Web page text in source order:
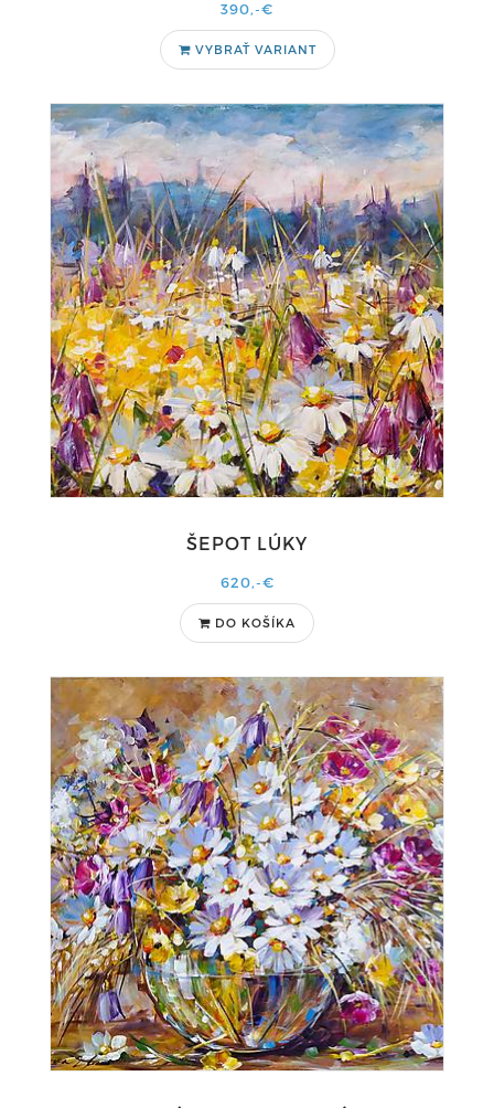
390,-€
VYBRAŤ VARIANT
ŠEPOT LÚKY
620,-€
DO KOŠÍKA